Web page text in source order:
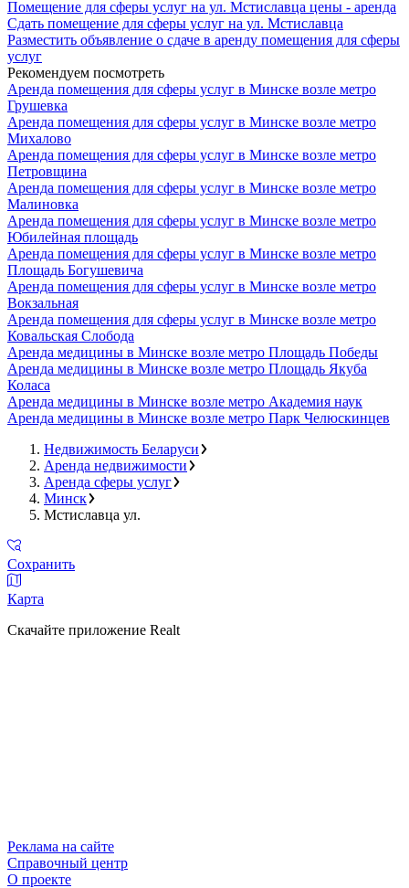
Помещение для сферы услуг на ул. Мстиславца цены - аренда
Сдать помещение для сферы услуг на ул. Мстиславца
Разместить объявление о сдаче в аренду помещения для сферы
услуг
Рекомендуем посмотреть
Аренда помещения для сферы услуг в Минске возле метро
Грушевка
Аренда помещения для сферы услуг в Минске возле метро
Михалово
Аренда помещения для сферы услуг в Минске возле метро
Петровщина
Аренда помещения для сферы услуг в Минске возле метро
Малиновка
Аренда помещения для сферы услуг в Минске возле метро
Юбилейная площадь
Аренда помещения для сферы услуг в Минске возле метро
Площадь Богушевича
Аренда помещения для сферы услуг в Минске возле метро
Вокзальная
Аренда помещения для сферы услуг в Минске возле метро
Ковальская Слобода
Аренда медицины в Минске возле метро Площадь Победы
Аренда медицины в Минске возле метро Площадь Якуба
Коласа
Аренда медицины в Минске возле метро Академия наук
Аренда медицины в Минске возле метро Парк Челюскинцев
Недвижимость Беларуси
Аренда недвижимости
Аренда сферы услуг
Минск
Мстиславца ул.
Сохранить
Карта
Скачайте приложение Realt
Реклама на сайте
Справочный центр
О проекте